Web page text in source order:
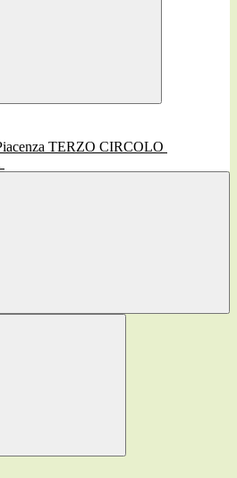
TERZO CIRCOLO